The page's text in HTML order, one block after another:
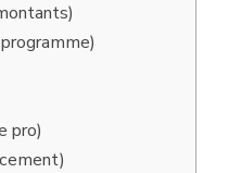
pro)